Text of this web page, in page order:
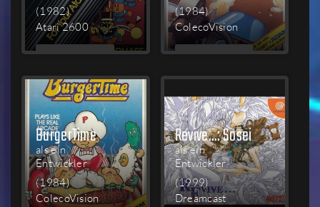
(1982)
Atari 2600
MEHR
(1984)
ColecoVision
MEHR
BurgerTime
als ein
Entwickler
(1984)
ColecoVision
Revive...: Sosei
als ein
Entwickler
(1999)
Dreamcast